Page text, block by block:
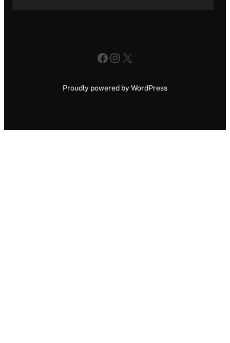
Facebook
Instagram
X
Proudly powered by WordPress